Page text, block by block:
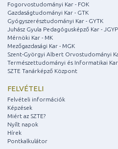
Fogorvostudományi Kar - FOK
Gazdaságtudományi Kar - GTK
Gyógyszerésztudományi Kar - GYTK
Juhász Gyula Pedagógusképző Kar -
Mérnöki Kar - MK
Mezőgazdasági Kar - MGK
Szent-Györgyi Albert Orvostudományi
Természettudományi és Informatikai Kar
SZTE Tanárképző Központ
FELVÉTELI
Felvételi információk
Képzések
Miért az SZTE?
Nyílt napok
Hírek
Pontkalkulátor